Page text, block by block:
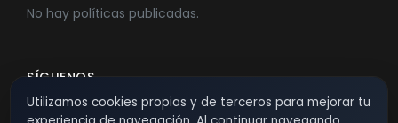
No hay políticas publicadas.
SÍGUENOS
Utilizamos cookies propias y de terceros para mejorar tu